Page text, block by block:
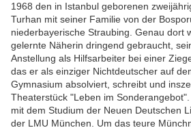
1968 den in Istanbul geborenen
Turhan mit seiner Familie von der
niederbayerische Straubing. Genau dort
gelernte Näherin dringend gebraucht,
Anstellung als Hilfsarbeiter bei einer
das er als einziger Nichtdeutscher auf
Gymnasium absolviert, schreibt und
Theaterstück "Leben im
mit dem Studium der Neuen Deutschen
der LMU München. Um das teure